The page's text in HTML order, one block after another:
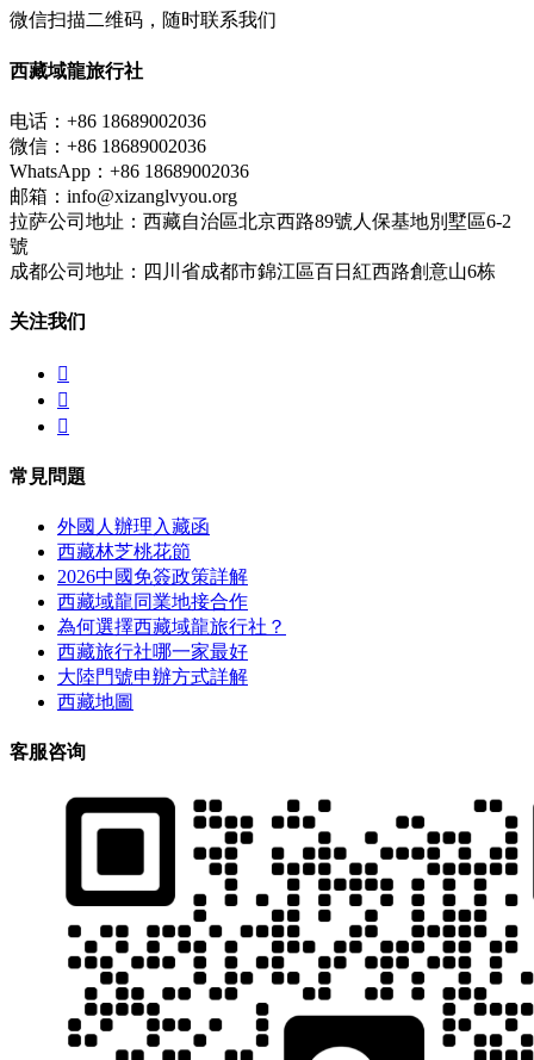
微信扫描二维码，随时联系我们
西藏域龍旅行社
电话：+86 18689002036
微信：+86 18689002036
WhatsApp：+86 18689002036
邮箱：info@xizanglvyou.org
拉萨公司地址：西藏自治區北京西路89號人保基地別墅區6-2
號
成都公司地址：四川省成都市錦江區百日紅西路創意山6栋
关注我们



常見問題
外國人辦理入藏函
西藏林芝桃花節
2026中國免簽政策詳解
西藏域龍同業地接合作
為何選擇西藏域龍旅行社？
西藏旅行社哪一家最好
大陸門號申辦方式詳解
西藏地圖
客服咨询